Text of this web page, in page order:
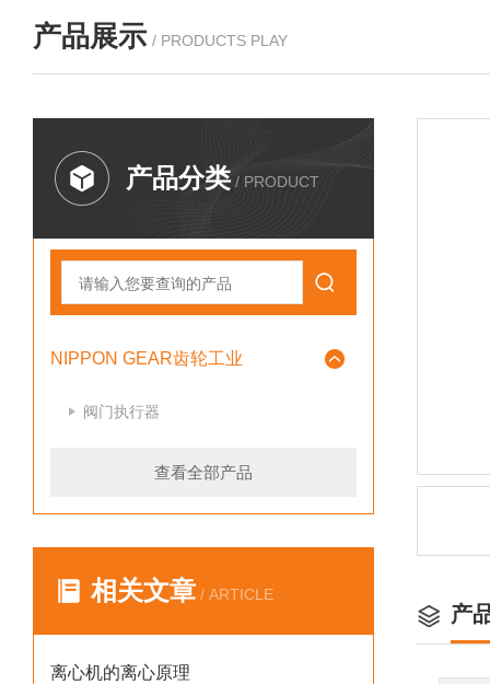
产品展示 / PRODUCTS PLAY
产品分类 / PRODUCT
NIPPON GEAR齿轮工业
阀门执行器
查看全部产品
相关文章 / ARTICLE
离心机的离心原理
产